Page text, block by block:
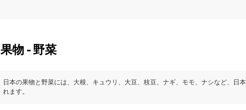
果物 - 野菜
日本の果物と野菜には、大根、キュウリ、大豆、枝豆、ナギ、モモ、ナシなど、日
れます。